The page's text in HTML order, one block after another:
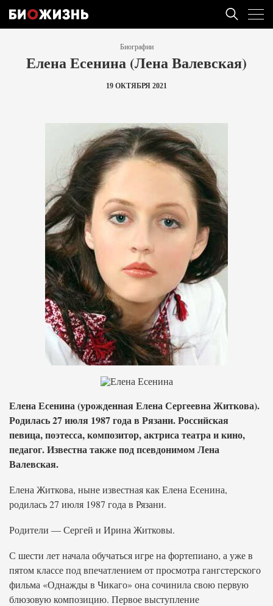
Биографии
Елена Есенина (Лена Валевская)
19 ОКТЯБРЯ 2021
Елена Есенина (урожденная Елена Сергеевна Житкова).
Родилась 27 июля 1987 года в Рязани. Российская
певица, поэтесса, композитор, актриса театра и кино,
педагог. Известна также под псевдонимом Лена
Валевская.
Елена Житкова, ныне известная как Елена Есенина,
родилась 27 июля 1987 года в Рязани.
Родители — Сергей и Ирина Житковы.
С шести лет начала обучаться игре на фортепиано, а уже в
пятом классе под впечатлением от просмотра гангстерского
фильма «Однажды в Чикаго» она сочинила свою первую
блюзовую композицию. Первое выступление